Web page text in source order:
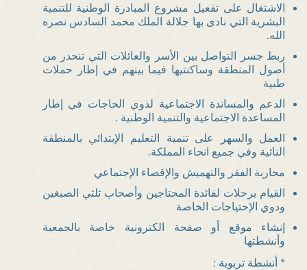
الاشتغال على تفعيل مشروع المبادرة الوطنية للتنمية
البشرية التي نادى بها جلالة الملك محمد السادس نصره
الله.
ربط جسر التواصل بين الأسر والعائلات التي تنحدر من
أصول المنطقة وساكنتيها فيما بينهم في إطار حملات
طبية
الدعم والمساندة الاجتماعية لذوي الحاجات في إطار
المساعدة الاجتماعية والتنمية الوطنية .
العمل والسهر على تنمية التعليم الإبتدائي بالمنطقة
النائية وفي جميع انحاء المملكة.
محاربة الفقر والتهميش والإقصاء الإجتماعي
القيام برحلات لفائدة المحتاجين وأصحاب ثلثي الصبغين
ودوي الإحتياجات الخاصة
إنشاء موقع أو صفحة الكترونية خاصة بالجمعية
وأنشطتها
* أنشطة تربوية :